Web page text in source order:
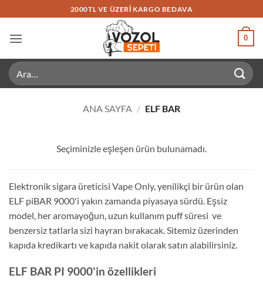
atla
2000TL VE ÜZERI KARGO BEDAVA
0
Ara:
ANA SAYFA / ELF BAR
Seçiminizle eşleşen ürün bulunamadı.
Elektronik sigara üreticisi Vape Only, yenilikçi bir ürün olan
ELF piBAR 9000'i yakın zamanda piyasaya sürdü. Eşsiz
model, her aromayoğun, uzun kullanım puff süresi ve
benzersiz tatlarla sizi hayran bırakacak. Sitemiz üzerinden
kapıda kredikartı ve kapıda nakit olarak satın alabilirsiniz.
ELF BAR PI 9000'in özellikleri